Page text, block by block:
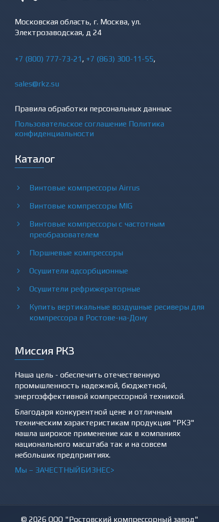
Московская область, г. Москва, ул.
Электрозаводская, д 24
+7 (800) 777-73-21, +7 (863) 300-11-55,
sales@rkz.su
Правила обработки персональных данных:
Пользовательское соглашение Политика
конфиденциальности
Каталог
Винтовые компрессоры Airrus
Винтовые компрессоры MIG
Винтовые компрессоры с частотным
преобразователем
Поршневые компрессоры
Осушители адсорбционные
Осушители рефрижераторные
Купить вертикальные воздушные ресиверы для
компрессора в Ростове-на-Дону
Миссия РКЗ
Наша цель - обеспечить отечественную
промышленность надежной, бюджетной,
энергоэффективной компрессорной техникой.
Благодаря конкурентной цене и отличным
техническим характеристикам продукция "РКЗ"
нашла широкое применение как в компаниях
национального масштаба так и на совсем
небольших предприятиях.
Мы – ЗАЧЕСТНЫЙБИЗНЕС>
© 2026 ООО "Ростовский компрессорный завод"